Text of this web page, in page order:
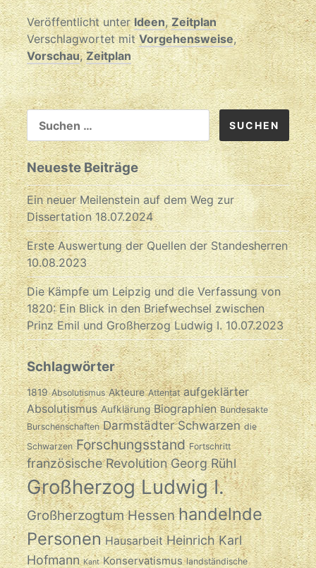
Veröffentlicht unterIdeen,Zeitplan
Verschlagwortet mitVorgehensweise,
Vorschau,Zeitplan
SUCHEN
NACH:
Neueste Beiträge
Ein neuer Meilenstein auf dem Weg zur
Dissertation 18.07.2024
Erste Auswertung der Quellen der Standesherren
10.08.2023
Die Kämpfe um Leipzig und die Verfassung von
1820: Ein Blick in den Briefwechsel zwischen
Prinz Emil und Großherzog Ludwig I. 10.07.2023
Schlagwörter
1819 Absolutismus Akteure Attentat aufgeklärter
Absolutismus Aufklärung Biographien Bundesakte
Burschenschaften Darmstädter Schwarzen die
Schwarzen Forschungsstand Fortschritt
französische Revolution Georg Rühl
Großherzog Ludwig I.
Großherzogtum Hessen handelnde
Personen Hausarbeit Heinrich Karl
Hofmann Kant Konservatismus landständische